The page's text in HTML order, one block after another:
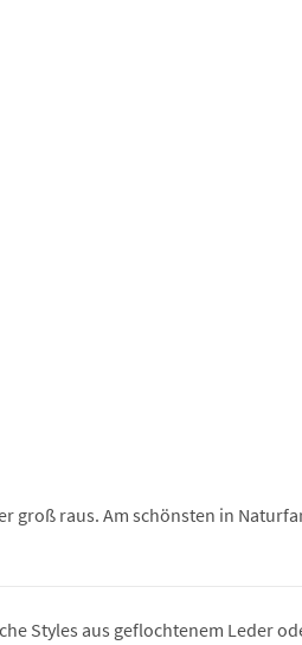
groß raus. Am schönsten in
Styles aus geflochtenem Leder